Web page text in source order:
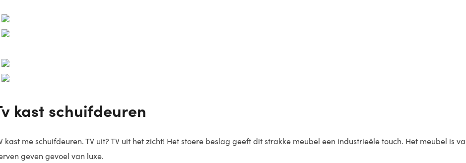
kast schuifdeuren
kast me schuifdeuren. TV uit? TV uit het zicht! Het stoere beslag geeft dit strakke meubel een industrieële touch. Het meubel is
geven gevoel van luxe.